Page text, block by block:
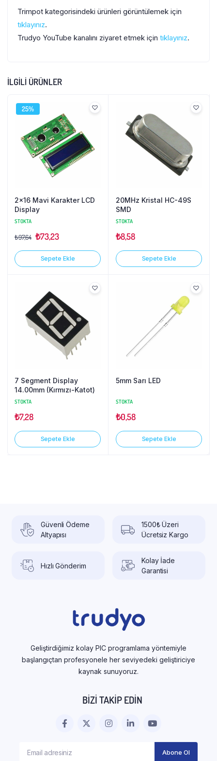
Trimpot kategorisindeki ürünleri görüntülemek için
tıklayınız.
Trudyo YouTube kanalını ziyaret etmek için tıklayınız.
İLGILI ÜRÜNLER
25%
2×16 Mavi Karakter LCD
Display
STOKTA
₺97,64 ₺73,23
Sepete Ekle
20MHz Kristal HC-49S
SMD
STOKTA
₺8,58
Sepete Ekle
7 Segment Display
14.00mm (Kırmızı-Katot)
STOKTA
₺7,28
Sepete Ekle
5mm Sarı LED
STOKTA
₺0,58
Sepete Ekle
Güvenli Ödeme
Altyapısı
1500₺ Üzeri
Ücretsiz Kargo
Hızlı Gönderim
Kolay İade
Garantisi
Geliştirdiğimiz kolay PIC programlama yöntemiyle
başlangıçtan profesyonele her seviyedeki geliştiriciye
kaynak sunuyoruz.
BIZI TAKIP EDIN